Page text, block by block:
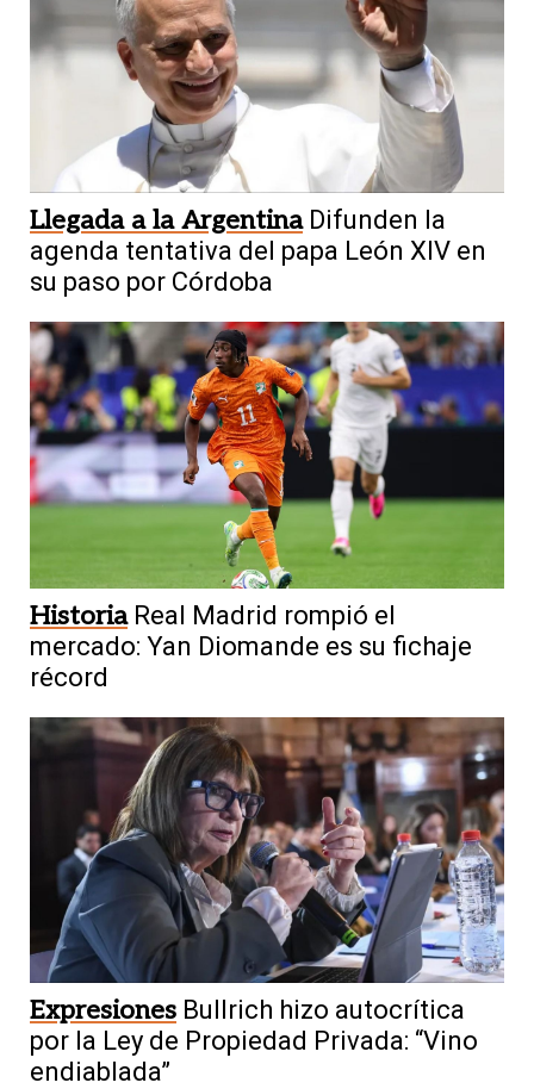
Llegada a la Argentina Difunden la
agenda tentativa del papa León XIV en
su paso por Córdoba
Historia Real Madrid rompió el
mercado: Yan Diomande es su fichaje
récord
Expresiones Bullrich hizo autocrítica
por la Ley de Propiedad Privada: “Vino
endiablada”